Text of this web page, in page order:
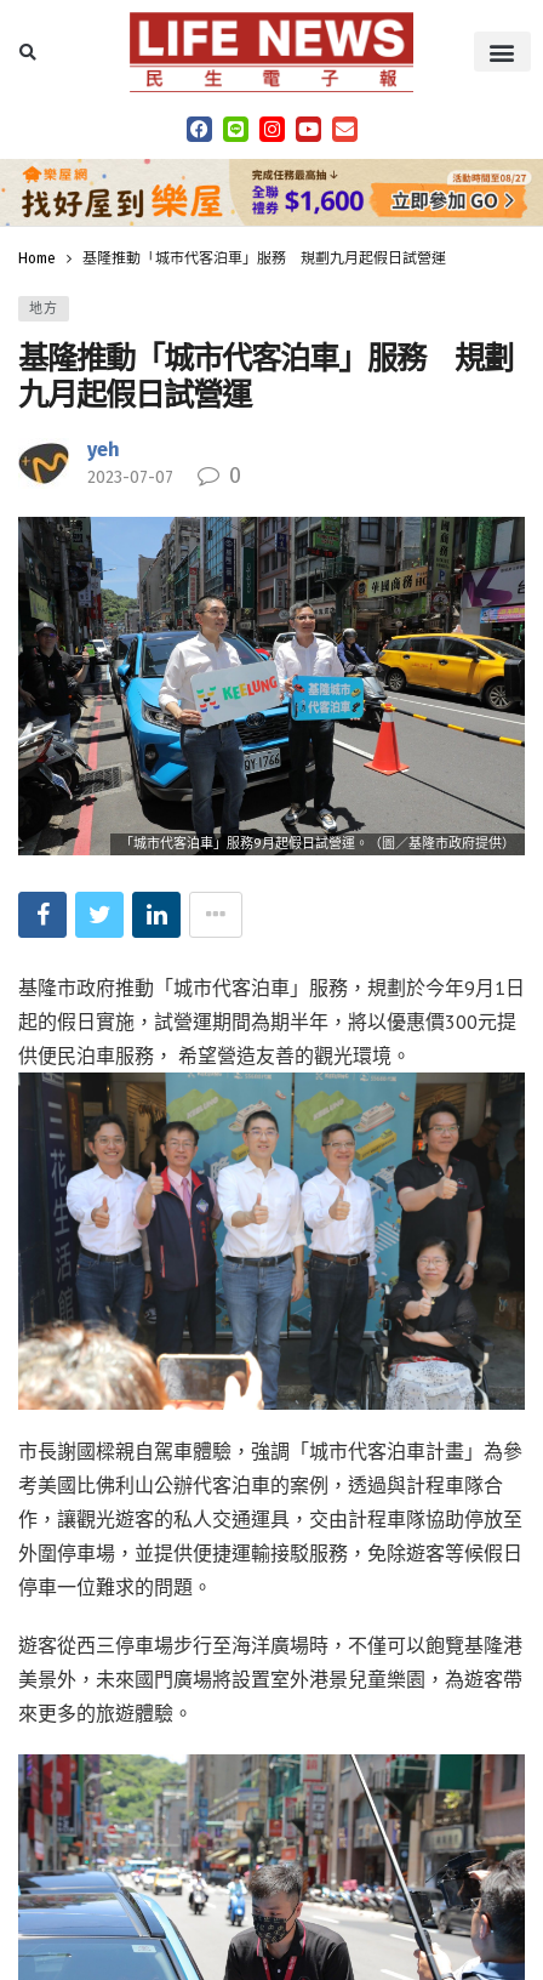
Home 基隆推動「城市代客泊車」服務 規劃九月起假日試營運
地方
基隆推動「城市代客泊車」服務 規劃
九月起假日試營運
yeh
2023-07-07 0
「城市代客泊車」服務9月起假日試營運。（圖／基隆市政府提供）
基隆市政府推動「城市代客泊車」服務，規劃於今年9月1日
起的假日實施，試營運期間為期半年，將以優惠價300元提
供便民泊車服務， 希望營造友善的觀光環境。
市長謝國樑親自駕車體驗，強調「城市代客泊車計畫」為參
考美國比佛利山公辦代客泊車的案例，透過與計程車隊合
作，讓觀光遊客的私人交通運具，交由計程車隊協助停放至
外圍停車場，並提供便捷運輸接駁服務，免除遊客等候假日
停車一位難求的問題。
遊客從西三停車場步行至海洋廣場時，不僅可以飽覽基隆港
美景外，未來國門廣場將設置室外港景兒童樂園，為遊客帶
來更多的旅遊體驗。